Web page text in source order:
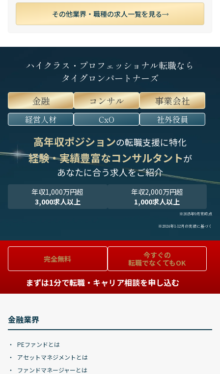
その他業界・職種の求人一覧を見る
ハイクラス・プロフェッショナル転職なら
タイグロンパートナーズ
金融
コンサル 事業会社
経営人材 CxO 社外役員
高年収ポジションの転職支援に特化
経験・実績豊富なコンサルタントが
あなたに合う求人をご紹介
年収1,000万円超
3,000求人以上
年収2,000万円超
1,000求人以上
※2025年9月末時点
※2024年1-12月の実績に基づく
完全無料
今すぐの
転職でなくてもOK
まずは1分で転職・キャリア相談を申し込む
金融業界
PEファンドとは
アセットマネジメントとは
ファンドマネージャーとは